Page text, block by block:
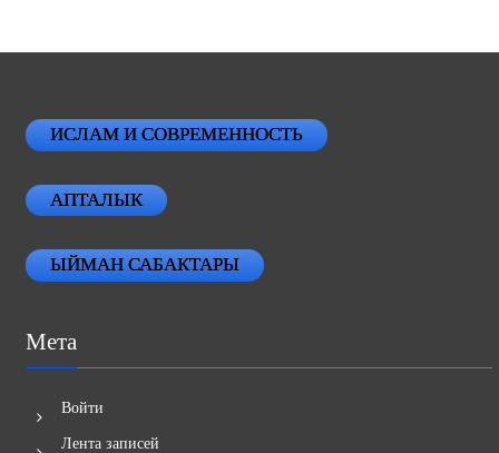
ИСЛАМ И СОВРЕМЕННОСТЬ
АПТАЛЫК
ЫЙМАН САБАКТАРЫ
Мета
Войти
Лента записей